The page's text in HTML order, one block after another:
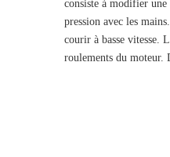
consiste à modifier une
pression avec les
courir à basse vitesse.
roulements du moteur.